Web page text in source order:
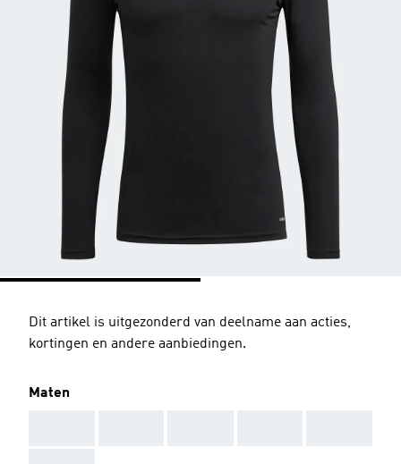
Dit artikel is uitgezonderd van deelname aan acties,
kortingen en andere aanbiedingen.
Maten